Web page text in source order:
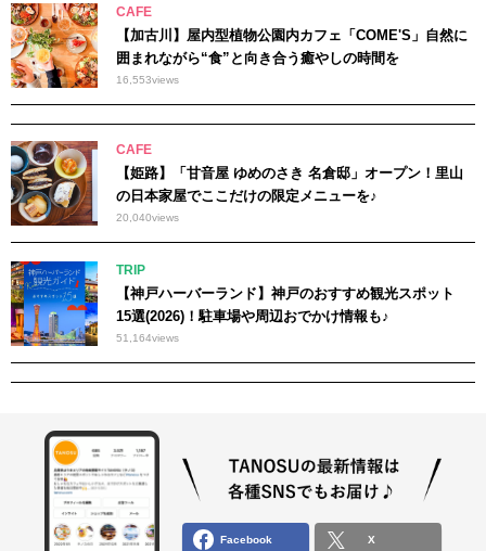
CAFE
【加古川】屋内型植物公園内カフェ「COME'S」自然に
囲まれながら“食”と向き合う癒やしの時間を
16,553views
CAFE
【姫路】「甘音屋 ゆめのさき 名倉邸」オープン！里山
の日本家屋でここだけの限定メニューを♪
20,040views
TRIP
【神戸ハーバーランド】神戸のおすすめ観光スポット
15選(2026)！駐車場や周辺おでかけ情報も♪
51,164views
Facebook X